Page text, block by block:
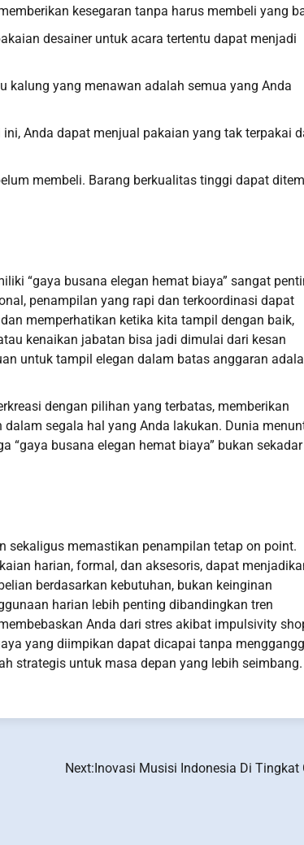
kesegaran tanpa harus membeli yang
desainer untuk acara tertentu dapat menjadi
kalung yang menawan adalah semua yang Anda
Anda dapat menjual pakaian yang tak terpakai
membeli. Barang berkualitas tinggi dapat
“gaya busana elegan hemat biaya” sangat
penampilan yang rapi dan terkoordinasi dapat
memperhatikan ketika kita tampil dengan baik,
kenaikan jabatan bisa jadi dimulai dari kesan
untuk tampil elegan dalam batas anggaran
dengan pilihan yang terbatas, memberikan
segala hal yang Anda lakukan. Dunia
“gaya busana elegan hemat biaya” bukan sekadar
sekaligus memastikan penampilan tetap on point.
harian, formal, dan aksesoris, dapat
berdasarkan kebutuhan, bukan keinginan
harian lebih penting dibandingkan tren
Anda dari stres akibat impulsivity
yang diimpikan dapat dicapai tanpa
strategis untuk masa depan yang lebih seimbang.
Next:Inovasi Musisi Indonesia Di Tingkat